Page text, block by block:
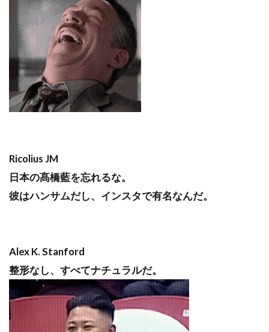
Ricolius JM
日本の髙橋藍を忘れるな。
彼はハンサムだし、インスタで有名なんだ。
Alex K. Stanford
整形なし、すべてナチュラルだ。